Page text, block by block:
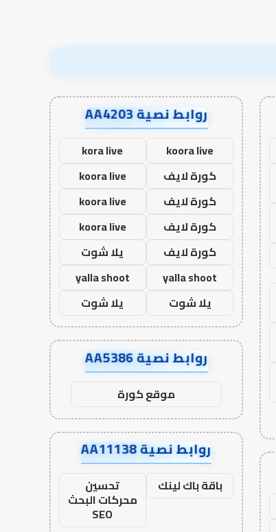
روابط نصية AA4203
koora live
kora live
كورة لايف
koora live
كورة لايف
koora live
كورة لايف
koora live
كورة لايف
يلا شوت
yalla shoot
yalla shoot
يلا شوت
يلا شوت
روابط نصية AA5386
موقع كورة
روابط نصية AA11138
باقة باك لينك تحسين
محركات البحث
SEO